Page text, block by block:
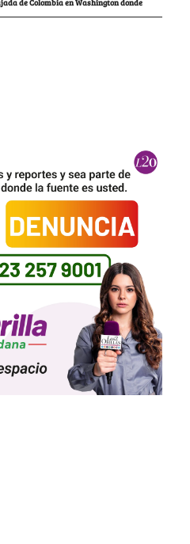
de Colombia en Washington donde